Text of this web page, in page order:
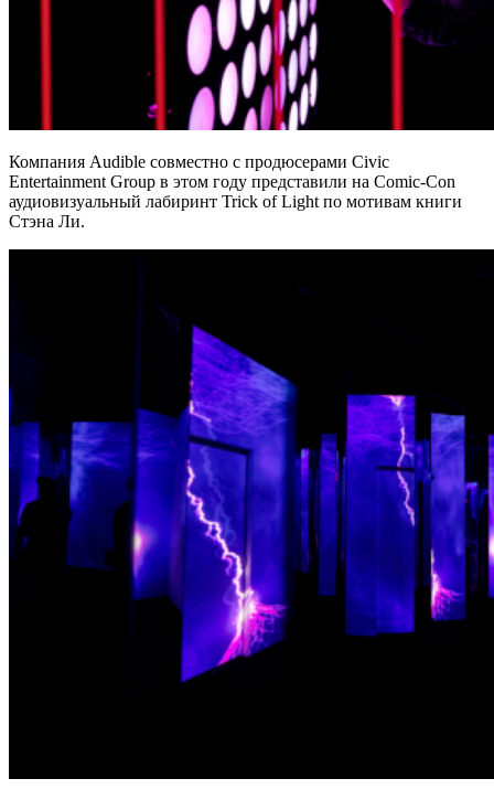
Компания Audible совместно с продюсерами Civic
Entertainment Group в этом году представили на Comic-Con
аудиовизуальный лабиринт Trick of Light по мотивам книги
Стэна Ли.